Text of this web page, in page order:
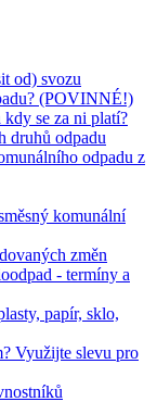
od) svozu
(POVINNÉ!)
se za ni platí?
druhů odpadu
odpadu z
komunální
změn
- termíny a
papír, sklo,
Využijte slevu pro